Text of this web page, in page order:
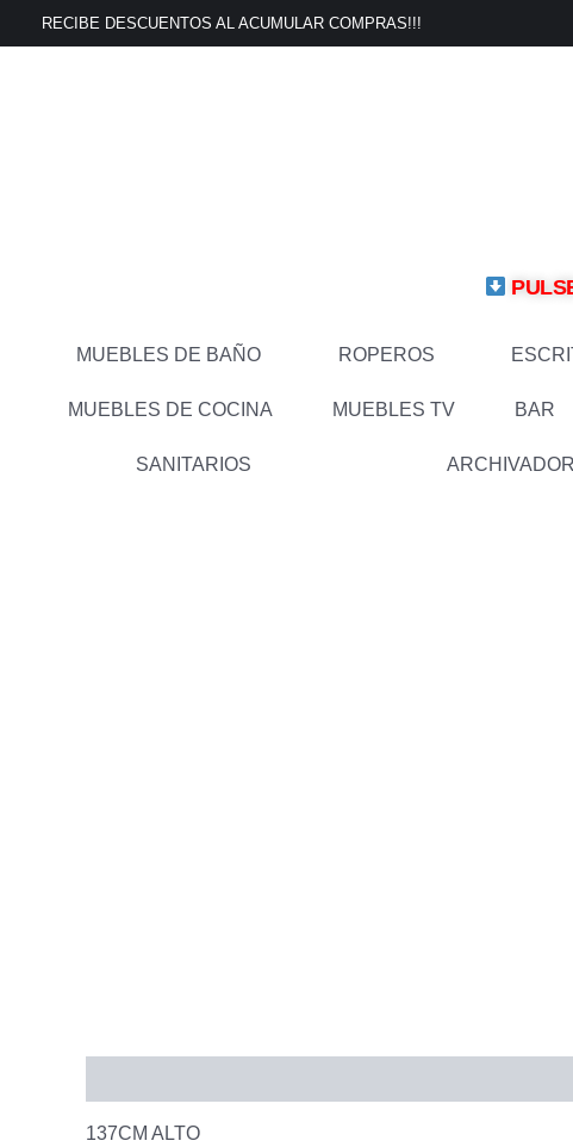
RECIBE DESCUENTOS AL ACUMULAR COMPRAS!!!
MUEBLES DE BAÑO ROPEROS
MUEBLES DE COCINA MUEBLES TV BAR
SANITARIOS ARCHIVADOR
137CM ALTO